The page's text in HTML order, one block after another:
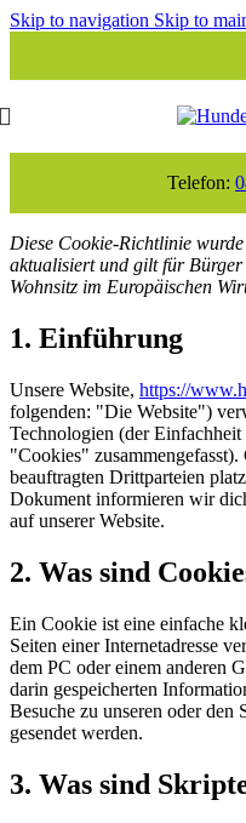
Skip to navigation Skip to
Telefon:
Diese Cookie-Richtlinie
aktualisiert und gilt für
Wohnsitz im Europäischen
1. Einführung
Unsere Website, https://
folgenden: "Die Website")
Technologien (der
"Cookies"
beauftragten Drittparteien
Dokument informieren wir
auf unserer Website.
2. Was sind
Ein Cookie ist eine einfache
Seiten einer Internetadresse
dem PC oder einem anderen
darin gespeicherten
Besuche zu unseren oder den
gesendet werden.
3. Was sind